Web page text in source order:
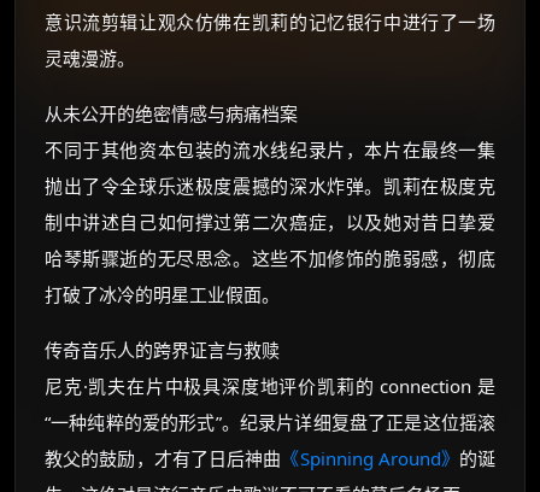
意识流剪辑让观众仿佛在凯莉的记忆银行中进行了一场
灵魂漫游。
从未公开的绝密情感与病痛档案
不同于其他资本包装的流水线纪录片，本片在最终一集
抛出了令全球乐迷极度震撼的深水炸弹。凯莉在极度克
制中讲述自己如何撑过第二次癌症，以及她对昔日挚爱
哈琴斯骤逝的无尽思念。这些不加修饰的脆弱感，彻底
打破了冰冷的明星工业假面。
传奇音乐人的跨界证言与救赎
尼克·凯夫在片中极具深度地评价凯莉的 connection 是
“一种纯粹的爱的形式”。纪录片详细复盘了正是这位摇滚
教父的鼓励，才有了日后神曲 《Spinning Around》 的诞